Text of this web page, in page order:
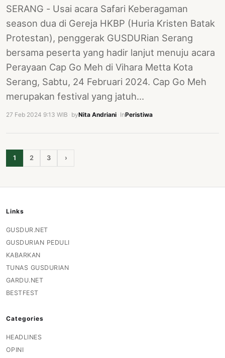
SERANG - Usai acara Safari Keberagaman
season dua di Gereja HKBP (Huria Kristen Batak
Protestan), penggerak GUSDURian Serang
bersama peserta yang hadir lanjut menuju acara
Perayaan Cap Go Meh di Vihara Metta Kota
Serang, Sabtu, 24 Februari 2024. Cap Go Meh
merupakan festival yang jatuh…
27 Feb 2024 9:13 WIB byNita Andriani InPeristiwa
1 2 3 ›
Links
GUSDUR.NET
GUSDURIAN PEDULI
KABARKAN
TUNAS GUSDURIAN
GARDU.NET
BESTFEST
Categories
HEADLINES
OPINI